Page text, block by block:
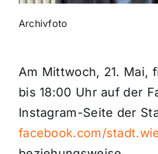
Themen und Termine
Gewinnspiele
Archivfoto
Am Mittwoch, 21. Mai,
bis 18:00 Uhr auf der
Instagram-Seite der
facebook.com/